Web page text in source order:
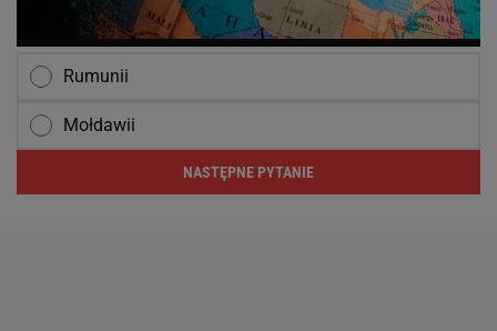
Rumunii
Mołdawii
NASTĘPNE PYTANIE